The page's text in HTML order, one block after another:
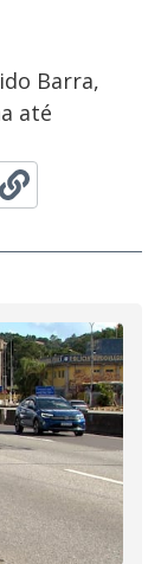
Barra,
até